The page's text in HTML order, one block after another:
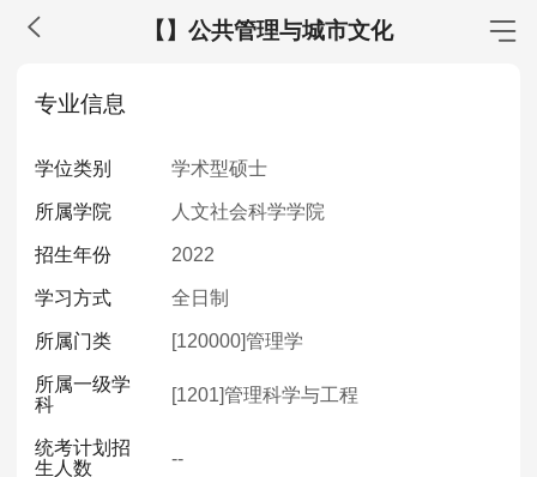
【】公共管理与城市文化
MBA工商管理
考试真题
报考经验 招生简章
MEM工程管理
院校库 考试报名 招生政策
考试真题
报考经验 招生简章
MPA公共管理
院校库 考试报名
专业信息
学位类别 学术型硕士
所属学院 人文社会科学学院
招生年份 2022
学习方式 全日制
所属门类 [120000]管理学
所属一级学
科
[1201]管理科学与工程
统考计划招
生人数
--